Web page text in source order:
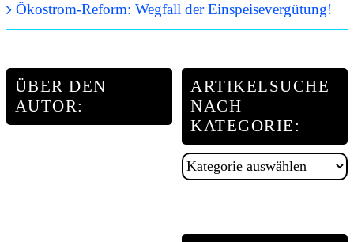
Ökostrom-Reform: Wegfall der Einspeisevergütung!
ÜBER DEN
AUTOR:
ARTIKELSUCHE
NACH
KATEGORIE:
Artikelsuche